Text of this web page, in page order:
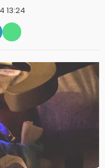
13:24